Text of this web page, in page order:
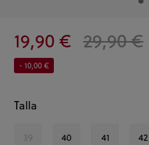
19,90 € 29,90 €
- 10,00 €
Talla
39 40 41 42